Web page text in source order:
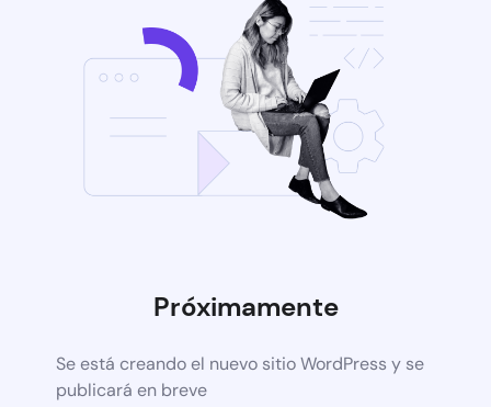
Próximamente
Se está creando el nuevo sitio WordPress y se
publicará en breve